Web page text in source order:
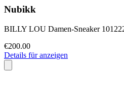
Nubikk
BILLY LOU Damen-Sneaker
€200.00
Details für anzeigen